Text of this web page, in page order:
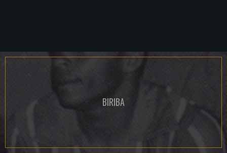
BIRIBA